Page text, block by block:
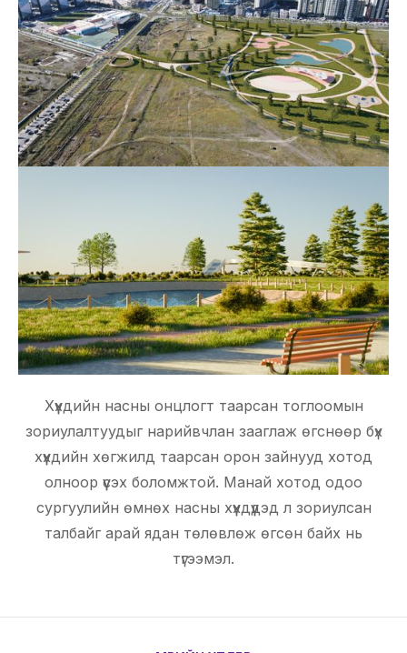
Хүүхдийн насны онцлогт таарсан тоглоомын
зориулалтуудыг нарийвчлан зааглаж өгснөөр бүх
хүүхдийн хөгжилд таарсан орон зайнууд хотод
олноор үүсэх боломжтой. Манай хотод одоо
сургуулийн өмнөх насны хүүхдүүдэд л зориулсан
талбайг арай ядан төлөвлөж өгсөн байх нь
түгээмэл.